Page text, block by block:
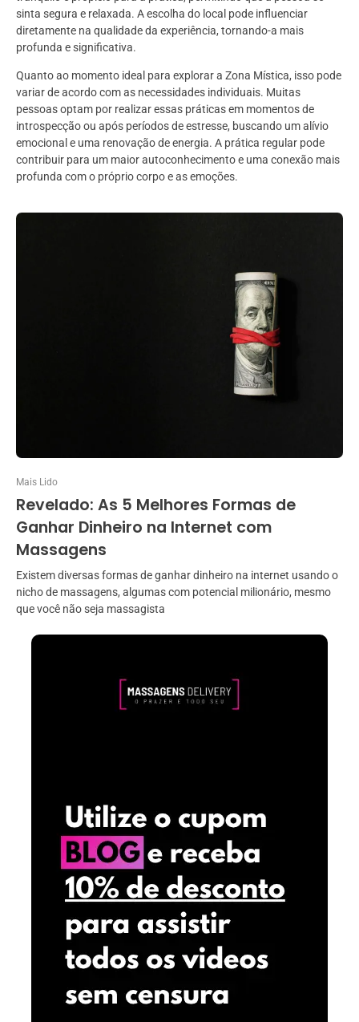
sinta segura e relaxada. A escolha do local pode influenciar
diretamente na qualidade da experiência, tornando-a mais
profunda e significativa.
Quanto ao momento ideal para explorar a Zona Mística, isso pode
variar de acordo com as necessidades individuais. Muitas
pessoas optam por realizar essas práticas em momentos de
introspecção ou após períodos de estresse, buscando um alívio
emocional e uma renovação de energia. A prática regular pode
contribuir para um maior autoconhecimento e uma conexão mais
profunda com o próprio corpo e as emoções.
Mais Lido
Revelado: As 5 Melhores Formas de
Ganhar Dinheiro na Internet com
Massagens
Existem diversas formas de ganhar dinheiro na internet usando o
nicho de massagens, algumas com potencial milionário, mesmo
que você não seja massagista